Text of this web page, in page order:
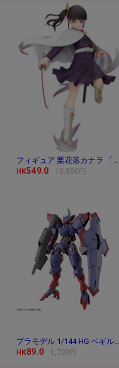
提前終止之權利，如有變更恕
HK549.0 10,500円
プラモデル 1/144 HG ベギルペンデ 「機動戦士ガ
HK89.0 1,700円